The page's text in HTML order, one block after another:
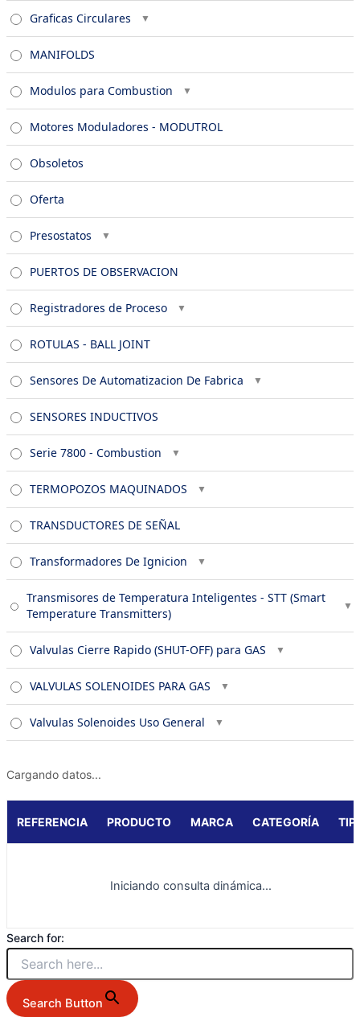
Graficas Circulares
MANIFOLDS
Modulos para Combustion
Motores Moduladores - MODUTROL
Obsoletos
Oferta
Presostatos
PUERTOS DE OBSERVACION
Registradores de Proceso
ROTULAS - BALL JOINT
Sensores De Automatizacion De Fabrica
SENSORES INDUCTIVOS
Serie 7800 - Combustion
TERMOPOZOS MAQUINADOS
TRANSDUCTORES DE SEÑAL
Transformadores De Ignicion
Transmisores de Temperatura Inteligentes - STT (Smart
Temperature Transmitters)
Valvulas Cierre Rapido (SHUT-OFF) para GAS
VALVULAS SOLENOIDES PARA GAS
Valvulas Solenoides Uso General
Cargando datos...
REFERENCIA PRODUCTO MARCA CATEGORÍA
Iniciando consulta dinámica...
Search for:
Search Button